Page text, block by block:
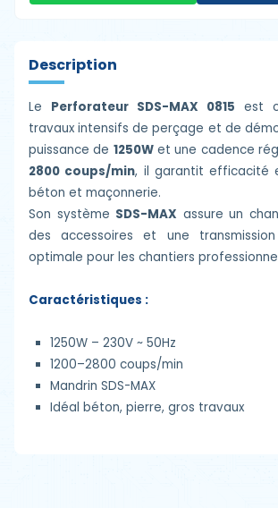
Description
Le Perforateur SDS-MAX 0815 est
travaux intensifs de perçage et de
puissance de 1250Wet une cadence
2800 coups/min, il garantit efficacité
béton et maçonnerie.
Son système SDS-MAX assure un
des accessoires et une
optimale pour les chantiers
Caractéristiques :
1250W – 230V ~ 50Hz
1200–2800 coups/min
Mandrin SDS-MAX
Idéal béton, pierre, gros travaux